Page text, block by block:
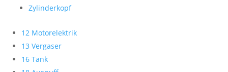
Zylinderkopf
12 Motorelektrik
13 Vergaser
16 Tank